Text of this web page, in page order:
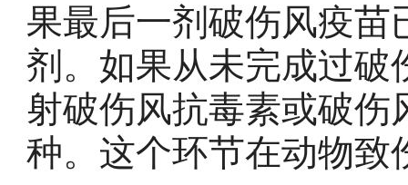
果最后一剂破伤风疫苗
剂。如果从未完成过破
射破伤风抗毒素或破
种。这个环节在动物致